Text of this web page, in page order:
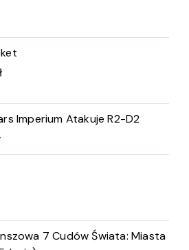
Imperium Atakuje R2-D2
7 Cudów Świata: Miasta